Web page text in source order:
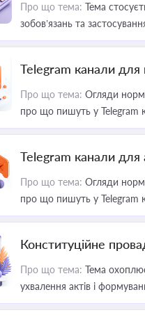
Про що тема: Тема
зобов’язань та
Telegram канали для
Про що тема: Огляди
про що пишуть у Telegram
Telegram канали для
Про що тема: Огляди
про що пишуть у Telegram
Конституційне
Про що тема: Тема
ухвалення актів і